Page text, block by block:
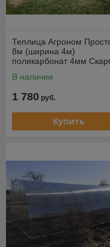
Теплица Агроном
8м (ширина 4м)
поликарбонат 4мм
В наличии
1 780 руб.
Купить